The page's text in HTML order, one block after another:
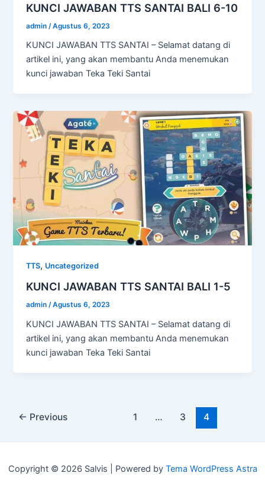
KUNCI JAWABAN TTS SANTAI BALI 6-10
admin /Agustus 6, 2023
KUNCI JAWABAN TTS SANTAI – Selamat datang di
artikel ini, yang akan membantu Anda menemukan
kunci jawaban Teka Teki Santai
TTS, Uncategorized
KUNCI JAWABAN TTS SANTAI BALI 1-5
admin/Agustus 6, 2023
KUNCI JAWABAN TTS SANTAI – Selamat datang di
artikel ini, yang akan membantu Anda menemukan
kunci jawaban Teka Teki Santai
Post← Previous 1 … 3 4
Copyright © 2026 Salvis | Powered by Tema WordPress Astra